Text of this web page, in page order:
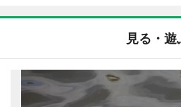
見る・遊